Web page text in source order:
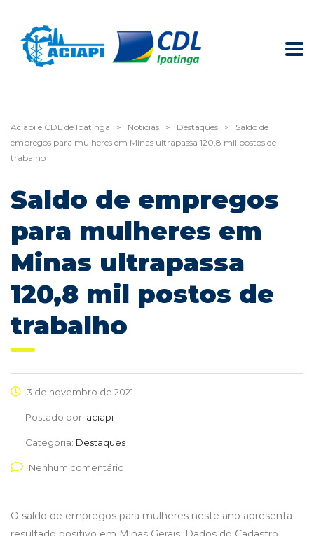
Aciapi e CDL de Ipatinga > Notícias > Destaques >
Saldo de
empregos para mulheres em Minas ultrapassa 120,8 mil postos de
trabalho
Saldo de empregos
para mulheres em
Minas ultrapassa
120,8 mil postos de
trabalho
3 de novembro de 2021
Postado por: aciapi
Categoria: Destaques
Nenhum comentário
O saldo de empregos para mulheres neste ano apresenta